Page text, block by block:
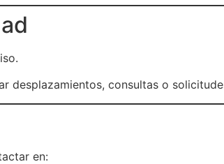
desplazamientos, consultas o
en: